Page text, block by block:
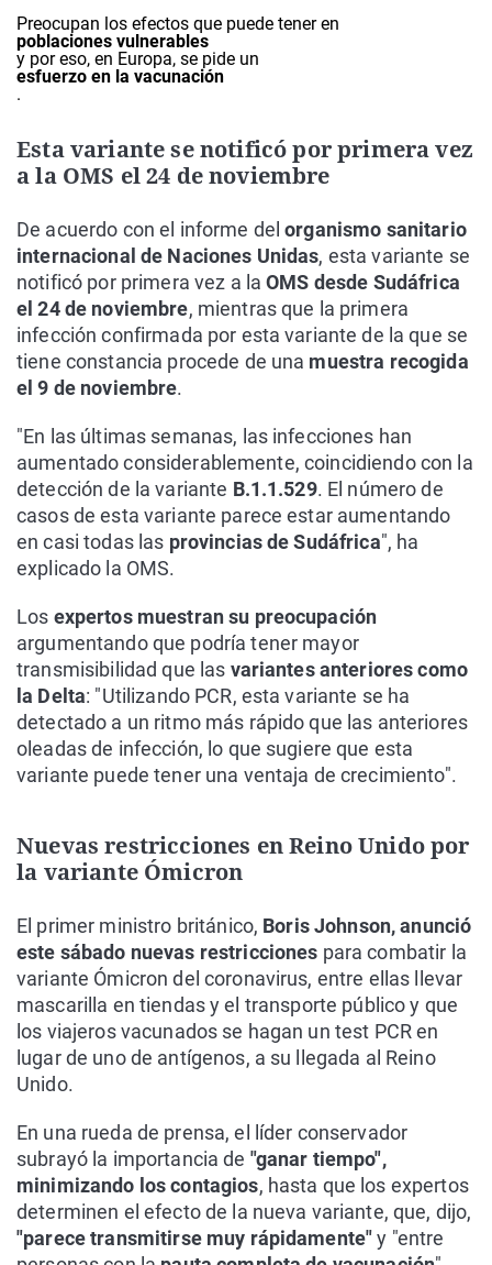
Preocupan los efectos que puede tener en
poblaciones vulnerables
y por eso, en Europa, se pide un
esfuerzo en la vacunación
.
Esta variante se notificó por primera vez
a la OMS el 24 de noviembre
De acuerdo con el informe delorganismo sanitario
internacional de Naciones Unidas, esta variante se
notificó por primera vez a laOMS desde Sudáfrica
el 24 de noviembre, mientras que la primera
infección confirmada por esta variante de la que se
tiene constancia procede de una muestra recogida
el 9 de noviembre.
"En las últimas semanas, las infecciones han
aumentado considerablemente, coincidiendo con la
detección de la variante B.1.1.529. El número de
casos de esta variante parece estar aumentando
en casi todas las provincias de Sudáfrica", ha
explicado la OMS.
Los expertos muestran su preocupación
argumentando que podría tener mayor
transmisibilidad que las variantes anteriores como
la Delta: "Utilizando PCR, esta variante se ha
detectado a un ritmo más rápido que las anteriores
oleadas de infección, lo que sugiere que esta
variante puede tener una ventaja de crecimiento".
Nuevas restricciones en Reino Unido por
la variante Ómicron
El primer ministro británico, Boris Johnson, anunció
este sábado nuevas restricciones para combatir la
variante Ómicron del coronavirus, entre ellas llevar
mascarilla en tiendas y el transporte público y que
los viajeros vacunados se hagan un test PCR en
lugar de uno de antígenos, a su llegada al Reino
Unido.
En una rueda de prensa, el líder conservador
subrayó la importancia de "ganar tiempo",
minimizando los contagios, hasta que los expertos
determinen el efecto de la nueva variante, que, dijo,
"parece transmitirse muy rápidamente"y "entre